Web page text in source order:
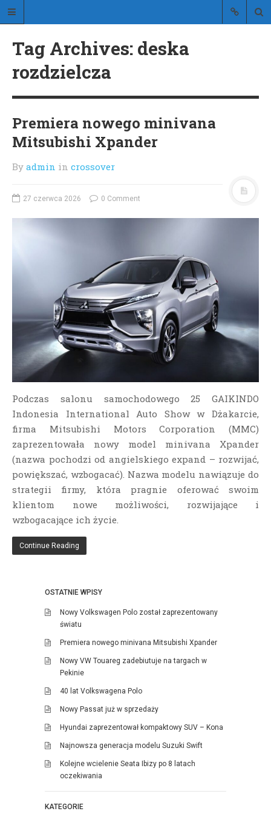
Stylistic
blog o stylowych samochodach
STRONA GŁÓWNA
Tag Archives: deska
rozdzielcza
Premiera nowego minivana
Mitsubishi Xpander
By admin in crossover
27 czerwca 2026 0 Comment
Podczas salonu samochodowego 25 GAIKINDO
Indonesia International Auto Show w Dżakarcie,
firma Mitsubishi Motors Corporation (MMC)
zaprezentowała nowy model minivana Xpander
(nazwa pochodzi od angielskiego expand – rozwijać,
powiększać, wzbogacać). Nazwa modelu nawiązuje do
strategii firmy, która pragnie oferować swoim
klientom nowe możliwości, rozwijające i
wzbogacające ich życie.
Continue Reading
OSTATNIE WPISY
Nowy Volkswagen Polo został zaprezentowany
światu
Premiera nowego minivana Mitsubishi Xpander
Nowy VW Touareg zadebiutuje na targach w
Pekinie
40 lat Volkswagena Polo
Nowy Passat już w sprzedaży
Hyundai zaprezentował kompaktowy SUV – Kona
Najnowsza generacja modelu Suzuki Swift
Kolejne wcielenie Seata Ibizy po 8 latach
oczekiwania
KATEGORIE